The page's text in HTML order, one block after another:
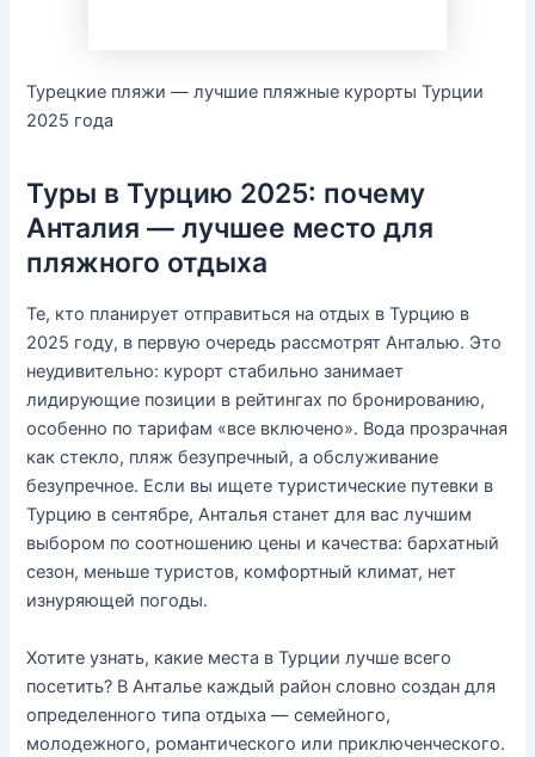
Турецкие пляжи — лучшие пляжные курорты Турции
2025 года
Туры в Турцию 2025: почему
Анталия — лучшее место для
пляжного отдыха
Те, кто планирует отправиться на отдых в Турцию в
2025 году, в первую очередь рассмотрят Анталью. Это
неудивительно: курорт стабильно занимает
лидирующие позиции в рейтингах по бронированию,
особенно по тарифам «все включено». Вода прозрачная
как стекло, пляж безупречный, а обслуживание
безупречное. Если вы ищете туристические путевки в
Турцию в сентябре, Анталья станет для вас лучшим
выбором по соотношению цены и качества: бархатный
сезон, меньше туристов, комфортный климат, нет
изнуряющей погоды.
Хотите узнать, какие места в Турции лучше всего
посетить? В Анталье каждый район словно создан для
определенного типа отдыха — семейного,
молодежного, романтического или приключенческого.